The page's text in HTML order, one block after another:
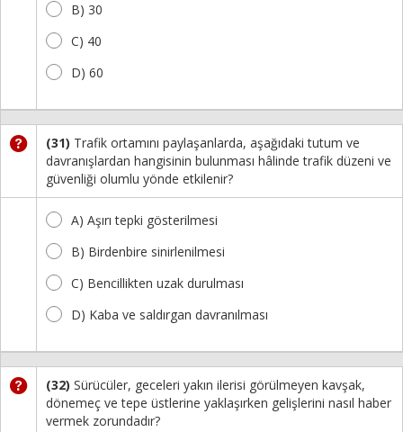
B) 30
C) 40
D) 60
(31) Trafik ortamını paylaşanlarda, aşağıdaki tutum ve
davranışlardan hangisinin bulunması hâlinde trafik düzeni ve
güvenliği olumlu yönde etkilenir?
A) Aşırı tepki gösterilmesi
B) Birdenbire sinirlenilmesi
C) Bencillikten uzak durulması
D) Kaba ve saldırgan davranılması
(32) Sürücüler, geceleri yakın ilerisi görülmeyen kavşak,
dönemeç ve tepe üstlerine yaklaşırken gelişlerini nasıl haber
vermek zorundadır?